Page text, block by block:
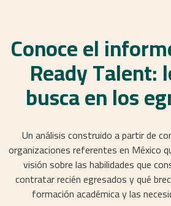
Conoce el
Ready Talent:
busca en los
Un análisis construido a partir de
organizaciones referentes en México
visión sobre las habilidades que
contratar recién egresados y qué
formación académica y las